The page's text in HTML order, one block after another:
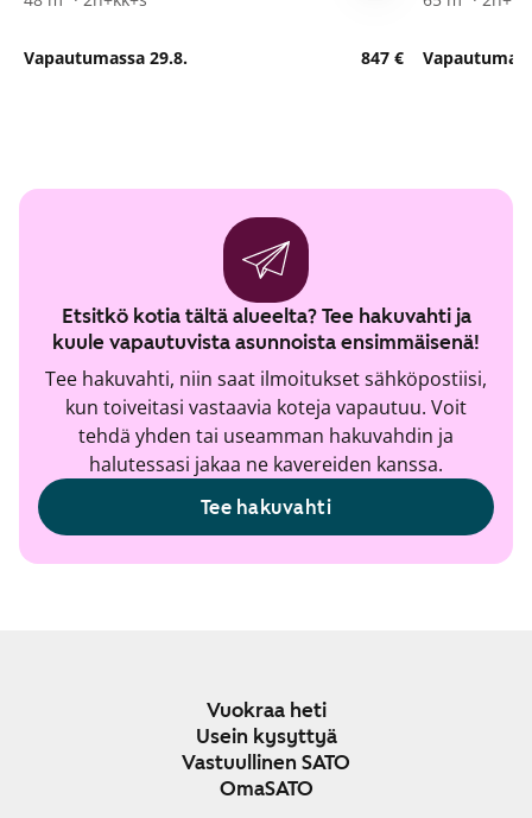
Vapautumassa 29.8. 847 €
Etsitkö kotia tältä alueelta? Tee hakuvahti ja
kuule vapautuvista asunnoista ensimmäisenä!
Tee hakuvahti, niin saat ilmoitukset sähköpostiisi,
kun toiveitasi vastaavia koteja vapautuu. Voit
tehdä yhden tai useamman hakuvahdin ja
halutessasi jakaa ne kavereiden kanssa.
Tee hakuvahti
Vuokraa heti
Usein kysyttyä
Vastuullinen SATO
OmaSATO